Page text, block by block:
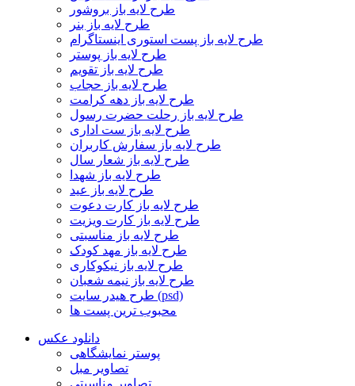
طرح لایه باز بروشور
طرح لایه باز بنر
طرح لایه باز پست استوری اینستاگرام
طرح لایه باز پوستر
طرح لایه باز تقویم
طرح لایه باز حجاب
طرح لایه باز دهه کرامت
طرح لایه باز رحلت حضرت رسول
طرح لایه باز ست اداری
طرح لایه باز سفارش کاربران
طرح لایه باز شعار سال
طرح لایه باز شهدا
طرح لایه باز عید
طرح لایه باز کارت دعوت
طرح لایه باز کارت ویزیت
طرح لایه باز مناسبتی
طرح لایه باز مهد کودک
طرح لایه باز نیکوکاری
طرح لایه باز نیمه شعبان
طرح هیدر سایت (psd)
محبوب ترین پست ها
دانلود عکس
پوستر نمایشگاهی
تصاویر مبل